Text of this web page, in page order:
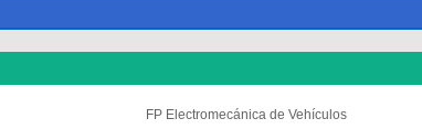
FP Electromecánica de Vehículos